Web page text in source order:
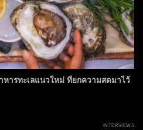
หารทะเลแนวใหม่ ที่ยกความสดมาไว้
INTERVIEWS